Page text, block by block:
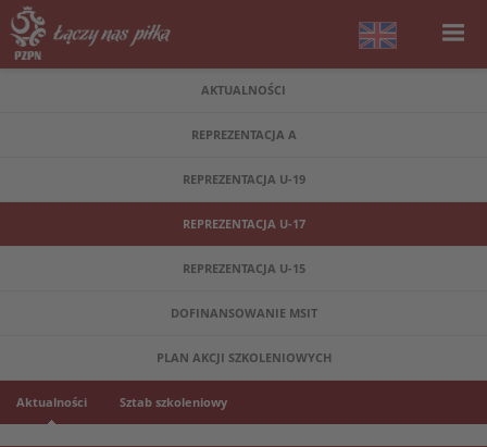
AKTUALNOŚCI
REPREZENTACJA A
REPREZENTACJA U-19
REPREZENTACJA U-17
REPREZENTACJA U-15
DOFINANSOWANIE MSIT
PLAN AKCJI SZKOLENIOWYCH
Aktualności Sztab szkoleniowy